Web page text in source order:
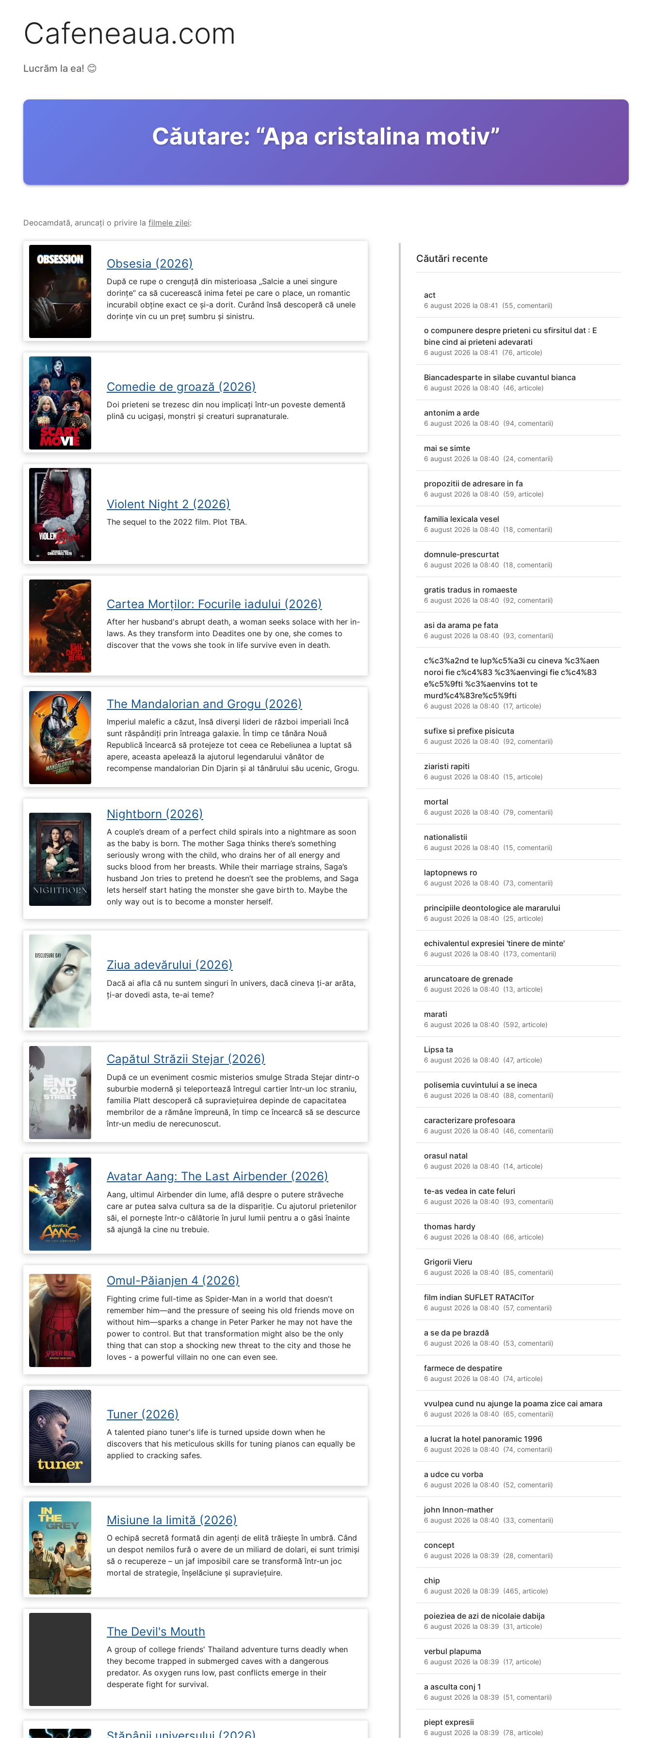
Cafeneaua.com
Lucrăm la ea! 😊
Căutare: “Apa cristalina motiv”
Deocamdată, aruncați o privire la filmele zilei:
Obsesia (2026)
După ce rupe o crenguță din misterioasa „Salcie a unei singure
dorințe” ca să cucerească inima fetei pe care o place, un romantic
incurabil obține exact ce și-a dorit. Curând însă descoperă că unele
dorințe vin cu un preț sumbru și sinistru.
Comedie de groază (2026)
Doi prieteni se trezesc din nou implicați într-un poveste dementă
plină cu ucigași, monștri și creaturi supranaturale.
Violent Night 2 (2026)
The sequel to the 2022 film. Plot TBA.
Cartea Morților: Focurile iadului (2026)
After her husband's abrupt death, a woman seeks solace with her in-
laws. As they transform into Deadites one by one, she comes to
discover that the vows she took in life survive even in death.
The Mandalorian and Grogu (2026)
Imperiul malefic a căzut, însă diverși lideri de război imperiali încă
sunt răspândiți prin întreaga galaxie. În timp ce tânăra Nouă
Republică încearcă să protejeze tot ceea ce Rebeliunea a luptat să
apere, aceasta apelează la ajutorul legendarului vânător de
recompense mandalorian Din Djarin și al tânărului său ucenic, Grogu.
Nightborn (2026)
A couple’s dream of a perfect child spirals into a nightmare as soon
as the baby is born. The mother Saga thinks there’s something
seriously wrong with the child, who drains her of all energy and
sucks blood from her breasts. While their marriage strains, Saga’s
husband Jon tries to pretend he doesn’t see the problems, and Saga
lets herself start hating the monster she gave birth to. Maybe the
only way out is to become a monster herself.
Ziua adevărului (2026)
Dacă ai afla că nu suntem singuri în univers, dacă cineva ți-ar arăta,
ți-ar dovedi asta, te-ai teme?
Capătul Străzii Stejar (2026)
După ce un eveniment cosmic misterios smulge Strada Stejar dintr-o
suburbie modernă și teleportează întregul cartier într-un loc straniu,
familia Platt descoperă că supraviețuirea depinde de capacitatea
membrilor de a rămâne împreună, în timp ce încearcă să se descurce
într-un mediu de nerecunoscut.
Avatar Aang: The Last Airbender (2026)
Aang, ultimul Airbender din lume, află despre o putere străveche
care ar putea salva cultura sa de la dispariție. Cu ajutorul prietenilor
săi, el pornește într-o călătorie în jurul lumii pentru a o găsi înainte
să ajungă la cine nu trebuie.
Omul-Păianjen 4 (2026)
Fighting crime full-time as Spider-Man in a world that doesn't
remember him—and the pressure of seeing his old friends move on
without him—sparks a change in Peter Parker he may not have the
power to control. But that transformation might also be the only
thing that can stop a shocking new threat to the city and those he
loves - a powerful villain no one can even see.
Tuner (2026)
A talented piano tuner's life is turned upside down when he
discovers that his meticulous skills for tuning pianos can equally be
applied to cracking safes.
Misiune la limită (2026)
O echipă secretă formată din agenți de elită trăiește în umbră. Când
un despot nemilos fură o avere de un miliard de dolari, ei sunt trimiși
să o recupereze – un jaf imposibil care se transformă într-un joc
mortal de strategie, înșelăciune și supraviețuire.
The Devil's Mouth
A group of college friends' Thailand adventure turns deadly when
they become trapped in submerged caves with a dangerous
predator. As oxygen runs low, past conflicts emerge in their
desperate fight for survival.
Căutări recente
act
6 august 2026 la 08:41 (55,comentarii)
o compunere despre prieteni cu sfirsitul dat : E
bine cind ai prieteni adevarati
6 august 2026 la 08:41 (76,articole)
Biancadesparte in silabe cuvantul bianca
6 august 2026 la 08:40 (46,articole)
antonim a arde
6 august 2026 la 08:40 (94,comentarii)
mai se simte
6 august 2026 la 08:40 (24,comentarii)
propozitii de adresare in fa
6 august 2026 la 08:40 (59,articole)
familia lexicala vesel
6 august 2026 la 08:40 (18,comentarii)
domnule-prescurtat
6 august 2026 la 08:40 (18,comentarii)
gratis tradus in romaeste
6 august 2026 la 08:40 (92,comentarii)
asi da arama pe fata
6 august 2026 la 08:40 (93,comentarii)
c%c3%a2nd te lup%c5%a3i cu cineva %c3%aen
noroi fie c%c4%83 %c3%aenvingi fie c%c4%83
e%c5%9fti %c3%aenvins tot te
murd%c4%83re%c5%9fti
6 august 2026 la 08:40 (17,articole)
sufixe si prefixe pisicuta
6 august 2026 la 08:40 (92,comentarii)
ziaristi rapiti
6 august 2026 la 08:40 (15,articole)
mortal
6 august 2026 la 08:40 (79,comentarii)
nationalistii
6 august 2026 la 08:40 (15,comentarii)
laptopnews ro
6 august 2026 la 08:40 (73,comentarii)
principiile deontologice ale mararului
6 august 2026 la 08:40 (25,articole)
echivalentul expresiei 'tinere de minte'
6 august 2026 la 08:40 (173,comentarii)
aruncatoare de grenade
6 august 2026 la 08:40 (13,articole)
marati
6 august 2026 la 08:40 (592,articole)
Lipsa ta
6 august 2026 la 08:40 (47,articole)
polisemia cuvintului a se ineca
6 august 2026 la 08:40 (88,comentarii)
caracterizare profesoara
6 august 2026 la 08:40 (46,comentarii)
orasul natal
6 august 2026 la 08:40 (14,articole)
te-as vedea in cate feluri
6 august 2026 la 08:40 (93,comentarii)
thomas hardy
6 august 2026 la 08:40 (66,articole)
Grigorii Vieru
6 august 2026 la 08:40 (85,comentarii)
film indian SUFLET RATACITor
6 august 2026 la 08:40 (57,comentarii)
a se da pe brazdă
6 august 2026 la 08:40 (53,comentarii)
farmece de despatire
6 august 2026 la 08:40 (74,articole)
vvulpea cund nu ajunge la poama zice cai amara
6 august 2026 la 08:40 (65,comentarii)
a lucrat la hotel panoramic 1996
6 august 2026 la 08:40 (74,comentarii)
a udce cu vorba
6 august 2026 la 08:40 (52,comentarii)
john lnnon-mather
6 august 2026 la 08:40 (33,comentarii)
concept
6 august 2026 la 08:39 (28,comentarii)
chip
6 august 2026 la 08:39 (465,articole)
poieziea de azi de nicolaie dabija
6 august 2026 la 08:39 (31,articole)
verbul plapuma
6 august 2026 la 08:39 (17,articole)
a asculta conj 1
6 august 2026 la 08:39 (51,comentarii)
piept expresii
6 august 2026 la 08:39 (78,articole)